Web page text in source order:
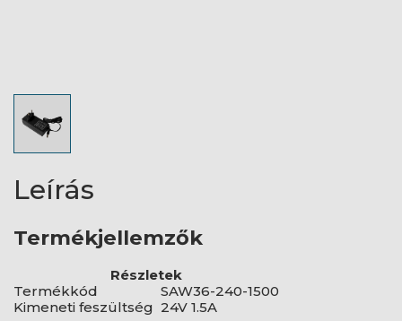
Leírás
Termékjellemzők
Részletek
Termékkód
SAW36-240-1500
Kimeneti feszültség 24V 1.5A